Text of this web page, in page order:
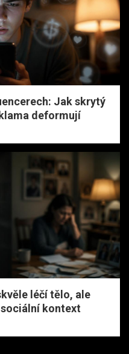
Jak skrytý
deformují
léčí tělo, ale
kontext